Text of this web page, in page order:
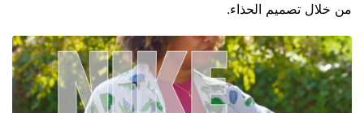
من خلال تصميم الحذاء.